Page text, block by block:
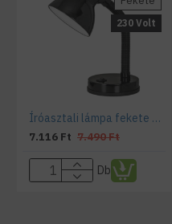
230 Volt
Íróasztali lámpa fekete Basic
7.116 Ft 7.490 Ft
Db